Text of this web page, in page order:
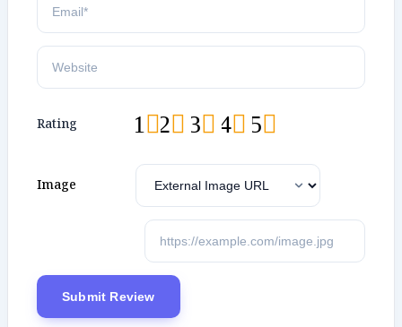
Rating 5
4
3
2
1
Image